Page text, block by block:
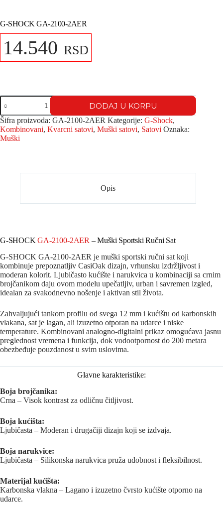
G-SHOCK GA-2100-2AER
14.540 RSD
DODAJ U KORPU
Šifra proizvoda: GA-2100-2AER Kategorije: G-Shock,
Kombinovani, Kvarcni satovi, Muški satovi, Satovi Oznaka:
Muški
Opis
G-SHOCKGA-2100-2AER – Muški Sportski Ručni Sat
G-SHOCK GA-2100-2AER je muški sportski ručni sat koji
kombinuje prepoznatljiv CasiOak dizajn, vrhunsku izdržljivost i
moderan kolorit. Ljubičasto kućište i narukvica u kombinaciji sa crnim
brojčanikom daju ovom modelu upečatljiv, urban i savremen izgled,
idealan za svakodnevno nošenje i aktivan stil života.
Zahvaljujući tankom profilu od svega 12 mm i kućištu od karbonskih
vlakana, sat je lagan, ali izuzetno otporan na udarce i niske
temperature. Kombinovani analogno-digitalni prikaz omogućava jasnu
preglednost vremena i funkcija, dok vodootpornost do 200 metara
obezbeđuje pouzdanost u svim uslovima.
Glavne karakteristike:
Boja brojčanika:
Crna – Visok kontrast za odličnu čitljivost.
Boja kućišta:
Ljubičasta – Moderan i drugačiji dizajn koji se izdvaja.
Boja narukvice:
Ljubičasta – Silikonska narukvica pruža udobnost i fleksibilnost.
Materijal kućišta:
Karbonska vlakna – Lagano i izuzetno čvrsto kućište otporno na
udarce.